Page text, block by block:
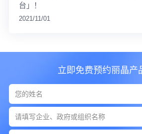
台」！
2021/11/01
立即免费预约丽晶产